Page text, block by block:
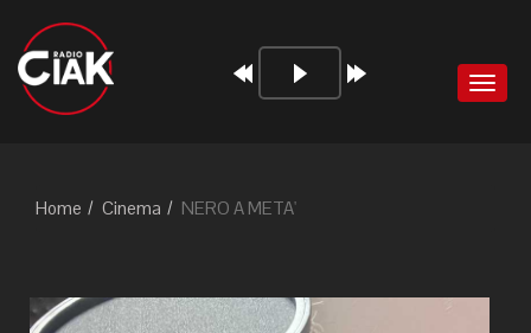
Audio
Player
Home Cinema NERO A META'